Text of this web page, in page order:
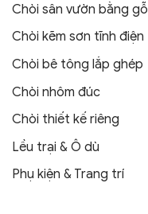
Chòi sân vườn bằng gỗ
Chòi kẽm sơn tĩnh điện
Chòi bê tông lắp ghép
Chòi nhôm đúc
Chòi thiết kế riêng
Lều trại & Ô dù
Phụ kiện & Trang trí